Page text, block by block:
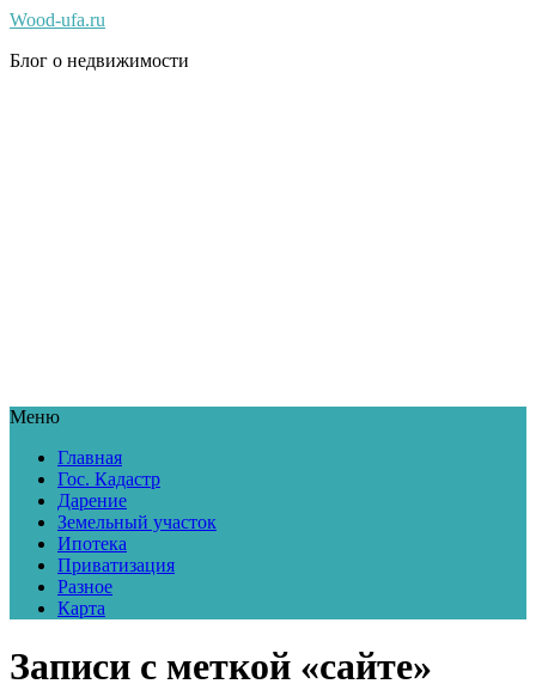
Wood-ufa.ru
Блог о недвижимости
Меню
Главная
Гос. Кадастр
Дарение
Земельный участок
Ипотека
Приватизация
Разное
Карта
Записи с меткой «сайте»